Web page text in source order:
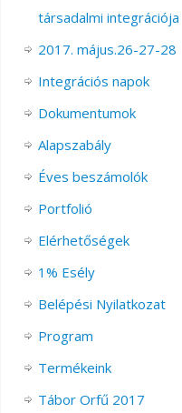
társadalmi integrációja
2017. május.26-27-28
Integrációs napok
Dokumentumok
Alapszabály
Éves beszámolók
Portfolió
Elérhetőségek
1% Esély
Belépési Nyilatkozat
Program
Termékeink
Tábor Orfű 2017